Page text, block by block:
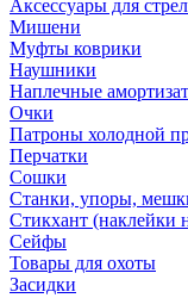
Аксессуары для
Мишени
Муфты коврики
Наушники
Наплечные
Очки
Патроны холодной
Перчатки
Сошки
Станки, упоры,
Стикхант (наклейки
Сейфы
Товары для охоты
Засидки